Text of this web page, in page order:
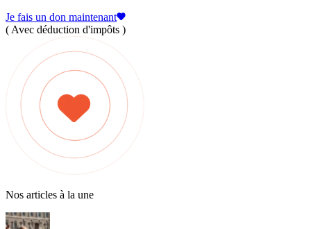
Je fais un don maintenant
( Avec déduction d'impôts )
Nos articles à la une